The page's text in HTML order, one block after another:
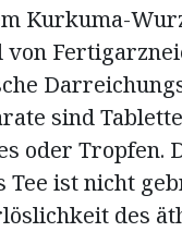
Kurkuma-
von
sind
oder Tropfen.
Tee ist nicht
des